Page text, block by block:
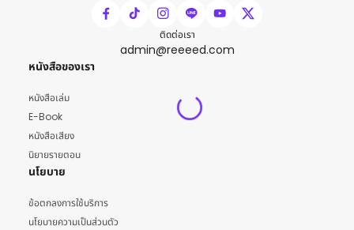
ติดต่อเรา
admin@reeeed.com
หนังสือของเรา
หนังสือเล่ม
E-Book
หนังสือเสียง
นิยายรายตอน
นโยบาย
ข้อตกลงการใช้บริการ
นโยบายความเป็นส่วนตัว